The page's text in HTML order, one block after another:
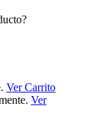
Ver Carrito
Ver